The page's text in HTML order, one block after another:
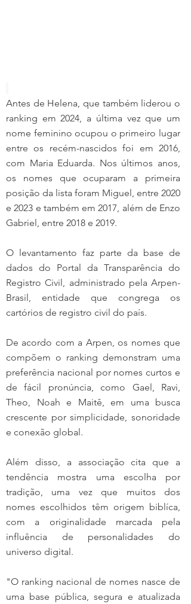
Antes de Helena, que também liderou o
ranking em 2024, a última vez que um
nome feminino ocupou o primeiro lugar
entre os recém-nascidos foi em 2016,
com Maria Eduarda. Nos últimos anos,
os nomes que ocuparam a primeira
posição da lista foram Miguel, entre 2020
e 2023 e também em 2017, além de Enzo
Gabriel, entre 2018 e 2019.
O levantamento faz parte da base de
dados do Portal da Transparência do
Registro Civil, administrado pela Arpen-
Brasil, entidade que congrega os
cartórios de registro civil do país.
De acordo com a Arpen, os nomes que
compõem o ranking demonstram uma
preferência nacional por nomes curtos e
de fácil pronúncia, como Gael, Ravi,
Theo, Noah e Maitê, em uma busca
crescente por simplicidade, sonoridade
e conexão global.
Além disso, a associação cita que a
tendência mostra uma escolha por
tradição, uma vez que muitos dos
nomes escolhidos têm origem biblíca,
com a originalidade marcada pela
influência de personalidades do
universo digital.
"O ranking nacional de nomes nasce de
uma base pública, segura e atualizada